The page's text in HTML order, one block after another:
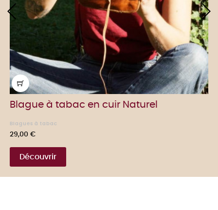
Blague à tabac en cuir Naturel
Blagues à tabac
Prix
29,00 €
Découvrir
›